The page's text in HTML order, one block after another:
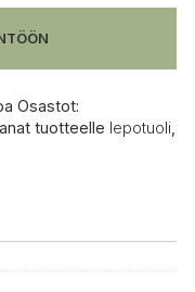
Osastot:
tuotteelle lepotuoli